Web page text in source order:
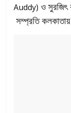
Auddy) ও সুরজিৎ
সম্প্রতি